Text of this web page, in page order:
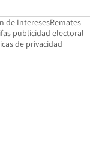
window
de InteresesOpens in
Remates
in new window
publicidad electoral
de privacidad